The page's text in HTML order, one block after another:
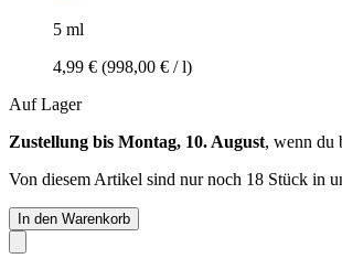
5 ml
4,99 € (998,00 € / l)
Auf Lager
Zustellung bis Montag, 10. August, wenn du
Von diesem Artikel sind nur noch 18 Stück in
In den Warenkorb